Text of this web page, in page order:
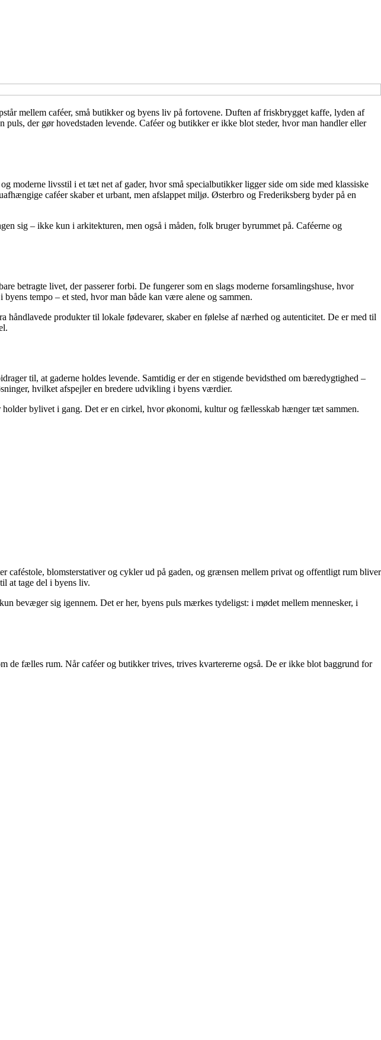
mellem caféer, små butikker og byens liv på fortovene. Duften af friskbrygget kaffe, lyden af
der gør hovedstaden levende. Caféer og butikker er ikke blot steder, hvor man handler eller
moderne livsstil i et tæt net af gader, hvor små specialbutikker ligger side om side med klassiske
caféer skaber et urbant, men afslappet miljø. Østerbro og Frederiksberg byder på en
sig – ikke kun i arkitekturen, men også i måden, folk bruger byrummet på. Caféerne og
betragte livet, der passerer forbi. De fungerer som en slags moderne forsamlingshuse, hvor
tempo – et sted, hvor man både kan være alene og sammen.
produkter til lokale fødevarer, skaber en følelse af nærhed og autenticitet. De er med til
til, at gaderne holdes levende. Samtidig er der en stigende bevidsthed om bæredygtighed –
hvilket afspejler en bredere udvikling i byens værdier.
bylivet i gang. Det er en cirkel, hvor økonomi, kultur og fællesskab hænger tæt sammen.
blomsterstativer og cykler ud på gaden, og grænsen mellem privat og offentligt rum bliver
at tage del i byens liv.
bevæger sig igennem. Det er her, byens puls mærkes tydeligst: i mødet mellem mennesker, i
de fælles rum. Når caféer og butikker trives, trives kvartererne også. De er ikke blot baggrund for